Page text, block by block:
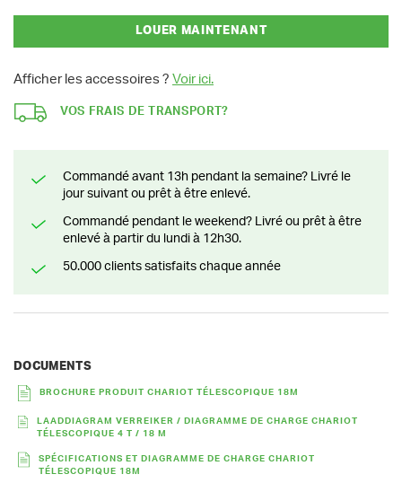
LOUER MAINTENANT
Afficher les accessoires ? Voir ici.
VOS FRAIS DE TRANSPORT?
Commandé avant 13h pendant la semaine? Livré le
jour suivant ou prêt à être enlevé.
Commandé pendant le weekend? Livré ou prêt à être
enlevé à partir du lundi à 12h30.
50.000 clients satisfaits chaque année
DOCUMENTS
BROCHURE PRODUIT CHARIOT TÉLESCOPIQUE 18M
LAADDIAGRAM VERREIKER / DIAGRAMME DE CHARGE CHARIOT
TÉLESCOPIQUE 4 T / 18 M
SPÉCIFICATIONS ET DIAGRAMME DE CHARGE CHARIOT
TÉLESCOPIQUE 18M